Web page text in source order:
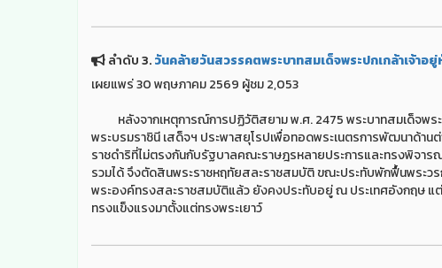
ลำดับ 3.วันคล้ายวันสวรรคตพระบาทสมเด็จพระปกเกล้าเจ้าอยู่
เผยแพร่ 30 พฤษภาคม 2569 ผู้ชม 2,053
หลังจากเหตุการณ์การปฏิวัติสยาม พ.ศ. 2475 พระบาทสมเด็จพระ
พระบรมราชินี เสด็จฯ ประพาสยุโรปเพื่อทอดพระเนตรการพัฒนาด้าน
ราชดำริที่ไม่ตรงกันกับรัฐบาลคณะราษฎรหลายประการและทรงพิจา
รวมได้ จึงตัดสินพระราชหฤทัยสละราชสมบัติ ขณะประทับพักฟื้นพระว
พระองค์ทรงสละราชสมบัติแล้ว ยังคงประทับอยู่ ณ ประเทศอังกฤษ แ
ทรงแข็งแรงมาตั้งแต่ทรงพระเยาว์